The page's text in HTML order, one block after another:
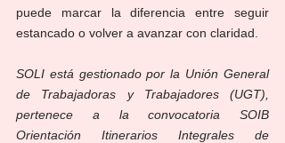
puede marcar la diferencia entre seguir
estancado o volver a avanzar con claridad.
SOLI está gestionado por la Unión General
de Trabajadoras y Trabajadores (UGT),
pertenece a la convocatoria SOIB
Orientación Itinerarios Integrales de